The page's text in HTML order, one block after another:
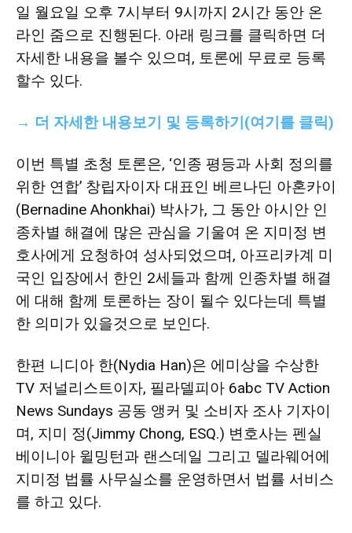
(PA/NJ/DE)
일 월요일 오후 7시부터 9시까지 2시간 동안 온
라인 줌으로 진행된다. 아래 링크를 클릭하면 더
자세한 내용을 볼수 있으며, 토론에 무료로 등록
할수 있다.
→ 더 자세한 내용보기 및 등록하기(여기를 클릭)
이번 특별 초청 토론은, ‘인종 평등과 사회 정의를
위한 연합’ 창립자이자 대표인 베르나딘 아혼카이
(Bernadine Ahonkhai) 박사가, 그 동안 아시안 인
종차별 해결에 많은 관심을 기울여 온 지미정 변
호사에게 요청하여 성사되었으며, 아프리카계 미
국인 입장에서 한인 2세들과 함께 인종차별 해결
에 대해 함께 토론하는 장이 될수 있다는데 특별
한 의미가 있을것으로 보인다.
한편 니디아 한(Nydia Han)은 에미상을 수상한
TV 저널리스트이자, 필라델피아 6abc TV Action
News Sundays 공동 앵커 및 소비자 조사 기자이
며, 지미 정(Jimmy Chong, ESQ.) 변호사는 펜실
베이니아 윌밍턴과 랜스데일 그리고 델라웨어에
지미정 법률 사무실소를 운영하면서 법률 서비스
를 하고 있다.